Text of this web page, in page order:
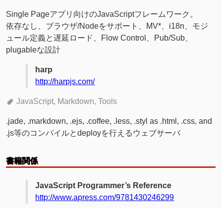
Single Pageアプリ向けのJavaScriptフレームワーク。
依存なし、ブラウザ/Nodeをサポート、MV*、i18n、モジ
ュール定義と遅延ロード、Flow Control、Pub/Sub、
plugableな設計
harp
http://harpjs.com/
JavaScript Markdown Tools
.jade, .markdown, .ejs, .coffee, .less, .styl as .html, .css, and
.js等のコンパイルとdeployを行えるウェブサーバ
書籍関係
JavaScript Programmer’s Reference
http://www.apress.com/9781430246299